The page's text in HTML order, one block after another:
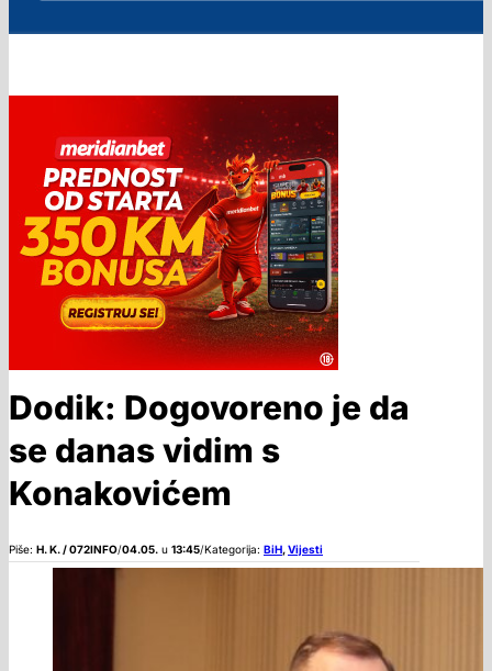
Dodik: Dogovoreno je da
se danas vidim s
Konakovićem
Piše: H. K. / 072INFO/04.05. u 13:45/Kategorija: BiH,Vijesti